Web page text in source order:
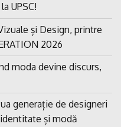
UPSC!
și Design, printre
2026
moda devine discurs,
generație de designeri
și modă